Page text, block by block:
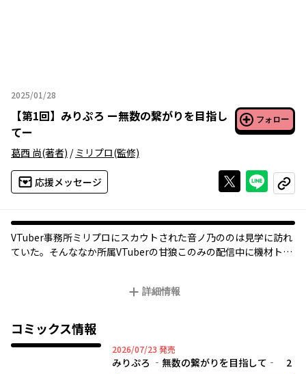
2025/01/28
2025年01月28日
【第1回】 みりぷろ ー無数の繋がりを目指し
てー
フォロー
葛西 尚(著者) / ミリプロ(監修)
応援メッセージ Xで投稿する
ライン
コピー
VTuber事務所ミリプロにスカウトされた音ノ乃ののは見学に訪れ
ていた。そんななか所属VTuberの甘狼このみの配信中に機材トラ
詳細情報
コミックス情報
2026/07/23 2026年07月23日
発売
みりぷろ ‐無数の繋がりを目指して‐ 2